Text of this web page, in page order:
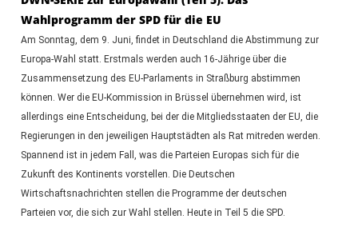
Wahlprogramm der SPD für die EU
Am Sonntag, dem 9. Juni, findet in Deutschland die Abstimmung zur
Europa-Wahl statt. Erstmals werden auch 16-Jährige über die
Zusammensetzung des EU-Parlaments in Straßburg abstimmen
können. Wer die EU-Kommission in Brüssel übernehmen wird, ist
allerdings eine Entscheidung, bei der die Mitgliedsstaaten der EU, die
Regierungen in den jeweiligen Hauptstädten als Rat mitreden werden.
Spannend ist in jedem Fall, was die Parteien Europas sich für die
Zukunft des Kontinents vorstellen. Die Deutschen
Wirtschaftsnachrichten stellen die Programme der deutschen
Parteien vor, die sich zur Wahl stellen. Heute in Teil 5 die SPD.